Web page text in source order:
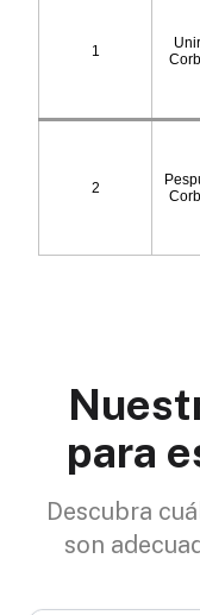
para
Descubra
son